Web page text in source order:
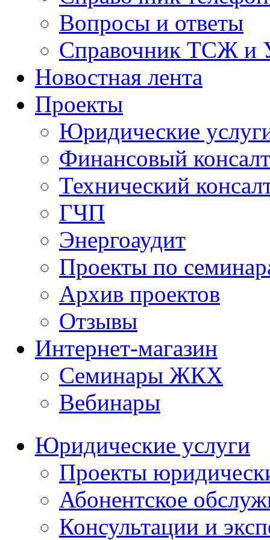
Вопросы и ответы
Справочник ТСЖ и
Новостная лента
Проекты
Юридические
Финансовый
Технический
ГЧП
Энергоаудит
Проекты по
Архив проектов
Отзывы
Интернет-магазин
Семинары ЖКХ
Вебинары
Юридические услуги
Проекты
Абонентское
Консультации и